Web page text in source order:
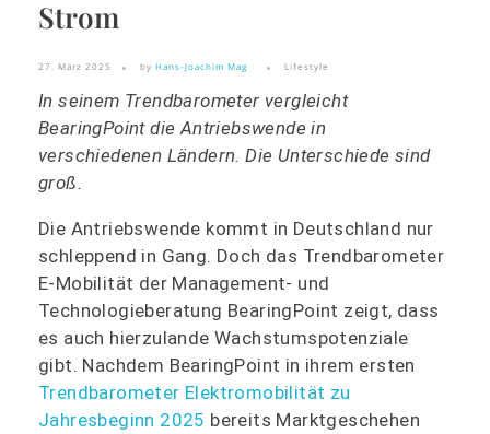
Strom
27. März 2025 by Hans-Joachim Mag Lifestyle
In seinem Trendbarometer vergleicht
BearingPoint die Antriebswende in
verschiedenen Ländern. Die Unterschiede sind
groß.
Die Antriebswende kommt in Deutschland nur
schleppend in Gang. Doch das Trendbarometer
E-Mobilität der Management- und
Technologieberatung BearingPoint zeigt, dass
es auch hierzulande Wachstumspotenziale
gibt. Nachdem BearingPoint in ihrem ersten
Trendbarometer Elektromobilität zu
Jahresbeginn 2025 bereits Marktgeschehen